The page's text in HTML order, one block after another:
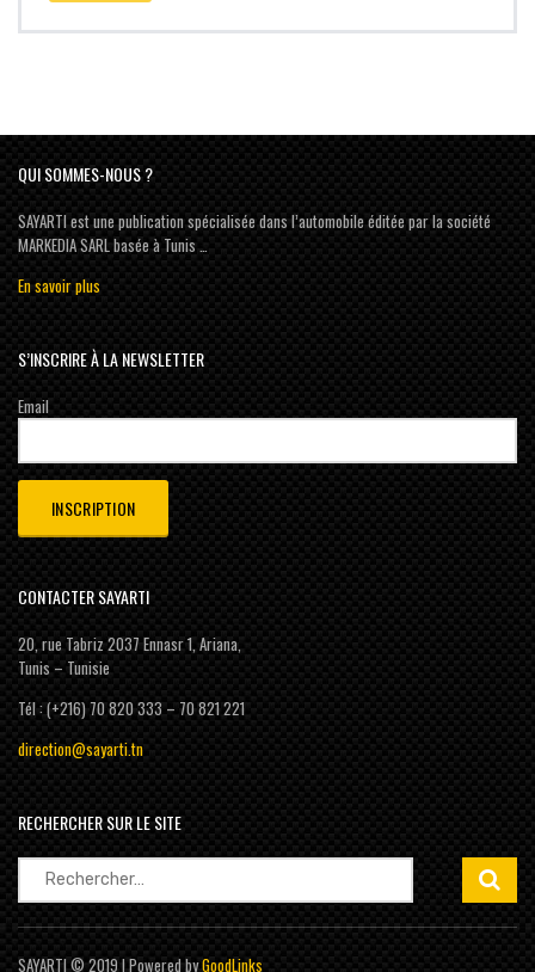
QUI SOMMES-NOUS ?
SAYARTI est une publication spécialisée dans l’automobile éditée par la société
MARKEDIA SARL basée à Tunis …
En savoir plus
S’INSCRIRE À LA NEWSLETTER
Email
CONTACTER SAYARTI
20, rue Tabriz 2037 Ennasr 1, Ariana,
Tunis – Tunisie
Tél : (+216) 70 820 333 – 70 821 221
direction@sayarti.tn
RECHERCHER SUR LE SITE
Rechercher :
SAYARTI © 2019 | Powered byGoodLinks